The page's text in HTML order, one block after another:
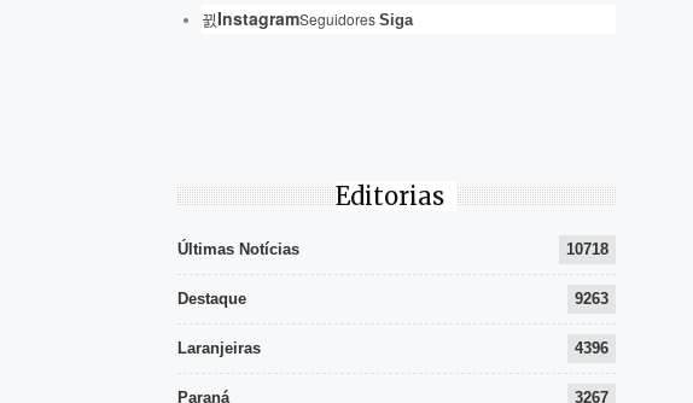
InstagramSeguidores Siga
Editorias
Últimas Notícias 10718
Destaque 9263
Laranjeiras 4396
Paraná 3267